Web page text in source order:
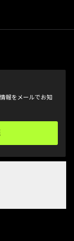
報をメールでお知
new tab)